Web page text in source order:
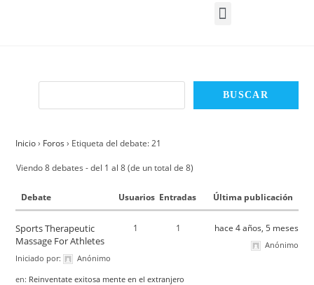
Inicio › Foros › Etiqueta del debate: 21
Viendo 8 debates - del 1 al 8 (de un total de 8)
Debate Usuarios Entradas Última publicación
Sports Therapeutic
Massage For Athletes
Iniciado por:
Anónimo
en: Reinventate exitosa mente en el extranjero
1 1 hace 4 años, 5 meses
Anónimo